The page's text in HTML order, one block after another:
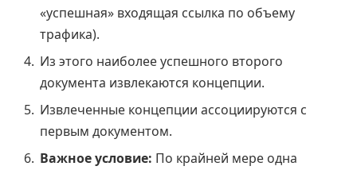
«успешная» входящая ссылка по объему
трафика).
Из этого наиболее успешного второго
документа извлекаются концепции.
Извлеченные концепции ассоциируются с
первым документом.
Важное условие: По крайней мере одна